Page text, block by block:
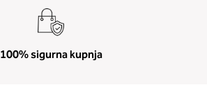
100% sigurna kupnja